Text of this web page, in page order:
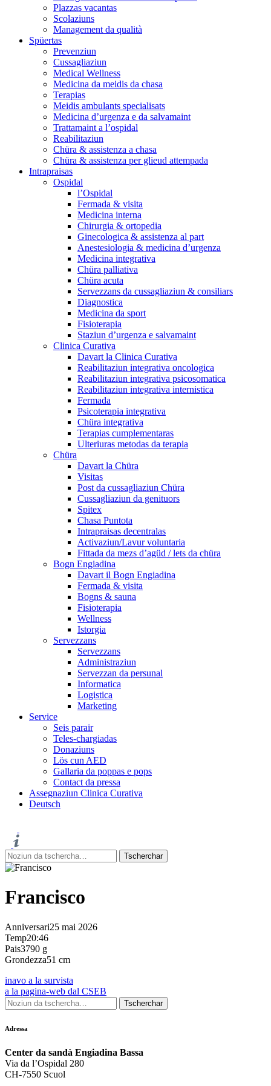
Plazzas vacantas
Scolaziuns
Management da qualità
Spüertas
Prevenziun
Cussagliaziun
Medical Wellness
Medicina da meidis da chasa
Terapias
Meidis ambulants specialisats
Medicina d’urgenza e da salvamaint
Trattamaint a l’ospidal
Reabilitaziun
Chüra & assistenza a chasa
Chüra & assistenza per glieud attempada
Intrapraisas
Ospidal
l’Ospidal
Fermada & visita
Medicina interna
Chirurgia & ortopedia
Ginecologica & assistenza al part
Anestesiologia & medicina d’urgenza
Medicina integrativa
Chüra palliativa
Chüra acuta
Servezzans da cussagliaziun & consiliars
Diagnostica
Medicina da sport
Fisioterapia
Staziun d’urgenza e salvamaint
Clinica Curativa
Davart la Clinica Curativa
Reabilitaziun integrativa oncologica
Reabilitaziun integrativa psicosomatica
Reabilitaziun integrativa internistica
Fermada
Psicoterapia integrativa
Chüra integrativa
Terapias cumplementaras
Ulteriuras metodas da terapia
Chüra
Davart la Chüra
Visitas
Post da cussagliaziun Chüra
Cussagliaziun da genituors
Spitex
Chasa Puntota
Intrapraisas decentralas
Activaziun/Lavur voluntaria
Fittada da mezs d’agüd / lets da chüra
Bogn Engiadina
Davart il Bogn Engiadina
Fermada & visita
Bogns & sauna
Fisioterapia
Wellness
Istorgia
Servezzans
Servezzans
Administraziun
Servezzan da persunal
Informatica
Logistica
Marketing
Service
Seis parair
Teles-chargiadas
Donaziuns
Lös cun AED
Gallaria da poppas e pops
Contact da pressa
Assegnaziun Clinica Curativa
Deutsch
Francisco
Anniversari25 mai 2026
Temp20:46
Pais3790 g
Grondezza51 cm
inavo a la survista
a la pagina-web dal CSEB
Adressa
Center da sandà Engiadina Bassa
Via da l’Ospidal 280
CH-7550 Scuol